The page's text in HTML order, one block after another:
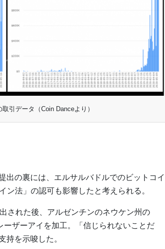
引データ（Coin Danceより）
出の裏には、エルサルバドルでのビットコイ
ン法」の認可も影響したと考えられる。
された後、アルゼンチンのネウケン州の
ザーアイを加工。「信じられないことだ
持を示唆した。